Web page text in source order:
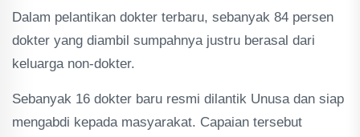
Dalam pelantikan dokter terbaru, sebanyak 84 persen
dokter yang diambil sumpahnya justru berasal dari
keluarga non-dokter.
Sebanyak 16 dokter baru resmi dilantik Unusa dan siap
mengabdi kepada masyarakat. Capaian tersebut